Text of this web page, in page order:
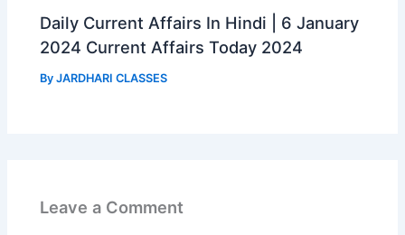
Daily Current Affairs In Hindi | 6 January
2024 Current Affairs Today 2024
ByJARDHARI CLASSES
Leave a Comment